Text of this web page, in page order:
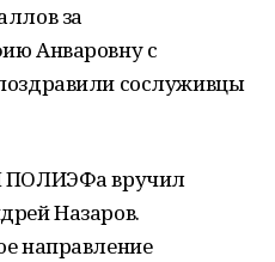
за
Анваровну с
сослуживцы
ПОЛИЭФа вручил
Назаров.
направление